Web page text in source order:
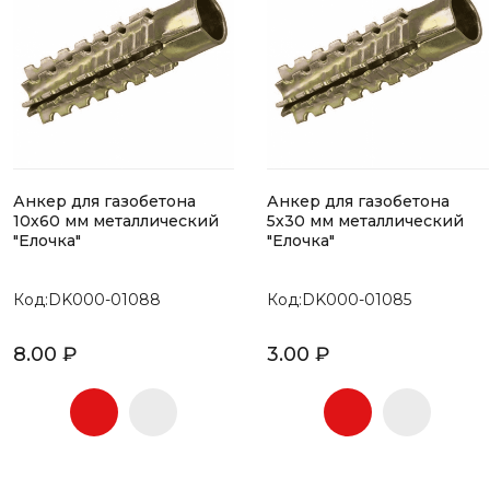
Анкер для газобетона
10х60 мм металлический
"Елочка"
Код:DK000-01088
8.00 ₽
Анкер для газобетона
5х30 мм металлический
"Елочка"
Код:DK000-01085
3.00 ₽